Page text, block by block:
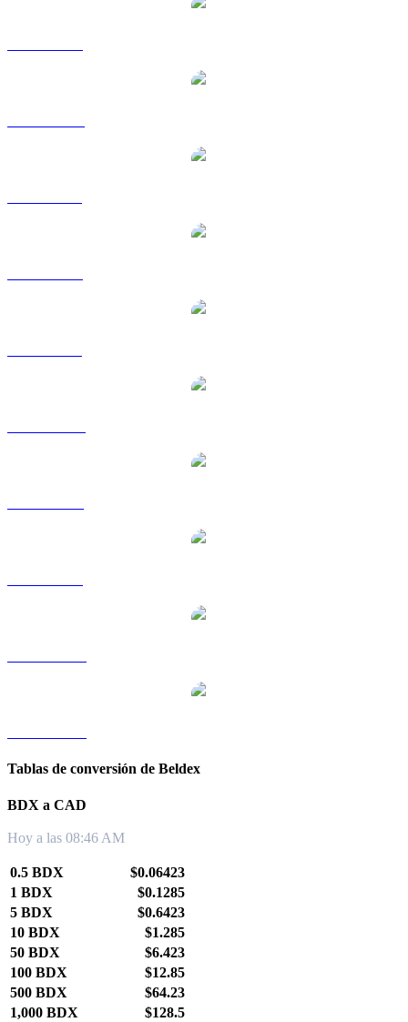
Tablas de conversión de Beldex
BDX a CAD
Hoy a las 08:46 AM
0.5 BDX
$0.06423
1 BDX
$0.1285
5 BDX
$0.6423
10 BDX
$1.285
50 BDX
$6.423
100 BDX
$12.85
500 BDX
$64.23
1,000 BDX
$128.5